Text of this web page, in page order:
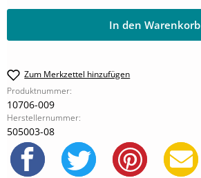
In den Warenkorb
Zum Merkzettel hinzufügen
Produktnummer:
10706-009
Herstellernummer:
505003-08